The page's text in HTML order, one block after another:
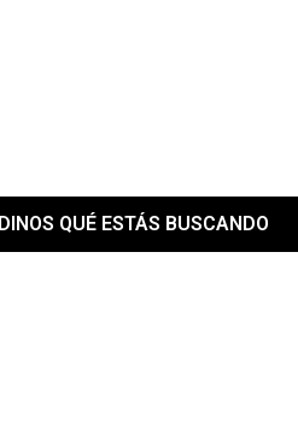
DINOS QUÉ ESTÁS BUSCANDO